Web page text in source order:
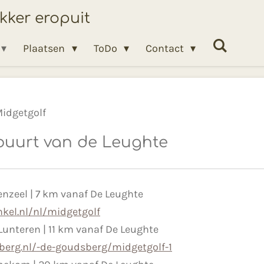
eropuit
Plaatsen ToDo Contact
van de Leughte
| 7 km vanaf De Leughte
nl/midgetgolf
| 11 km vanaf De Leughte
de-goudsberg/midgetgolf-1